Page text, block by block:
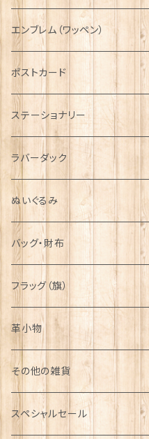
国旗＆紋章
音楽＆楽器
運動＆人物
シンボル
AIRFORCE
ARMY
エンブレム（ワッペン）
ポストカード
ステーショナリー
ラバーダック
ぬいぐるみ
バッグ・財布
フラッグ（旗）
革小物
その他の雑貨
ミニカー
スペシャルセール